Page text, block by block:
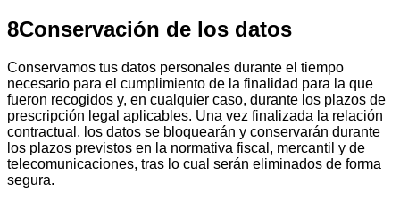
8Conservación de los datos
Conservamos tus datos personales durante el tiempo
necesario para el cumplimiento de la finalidad para la que
fueron recogidos y, en cualquier caso, durante los plazos de
prescripción legal aplicables. Una vez finalizada la relación
contractual, los datos se bloquearán y conservarán durante
los plazos previstos en la normativa fiscal, mercantil y de
telecomunicaciones, tras lo cual serán eliminados de forma
segura.